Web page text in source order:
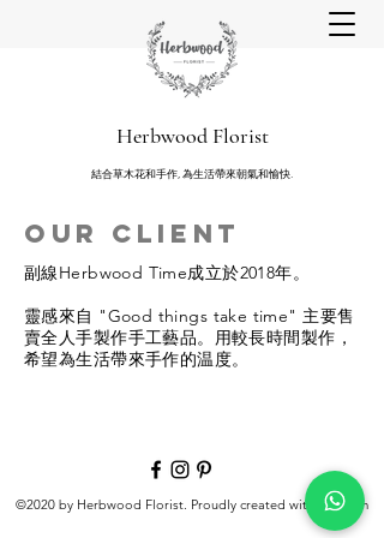
Herbwood Florist
結合草木花和手作, 為生活帶來朝氣和愉快.
Our Client
副線Herbwood Time成立於2018年。
靈感來自 "Good things take time" 主要售
賣全人手製作手工藝品。用較長時間製作，
希望為生活帶來手作的温度。
©2020 by Herbwood Florist. Proudly created with Wix.com